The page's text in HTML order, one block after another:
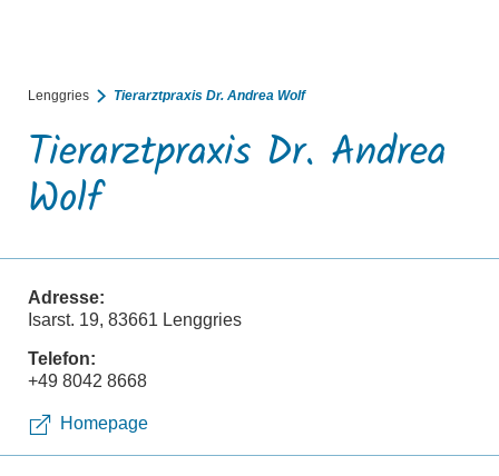
Lenggries Tierarztpraxis Dr. Andrea Wolf
Tierarztpraxis Dr. Andrea
Wolf
Adresse:
Isarst. 19, 83661 Lenggries
Telefon:
+49 8042 8668
Homepage